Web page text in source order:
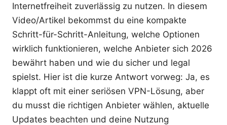
Internetfreiheit zuverlässig zu nutzen. In diesem
Video/Artikel bekommst du eine kompakte
Schritt-für-Schritt-Anleitung, welche Optionen
wirklich funktionieren, welche Anbieter sich 2026
bewährt haben und wie du sicher und legal
spielst. Hier ist die kurze Antwort vorweg: Ja, es
klappt oft mit einer seriösen VPN-Lösung, aber
du musst die richtigen Anbieter wählen, aktuelle
Updates beachten und deine Nutzung